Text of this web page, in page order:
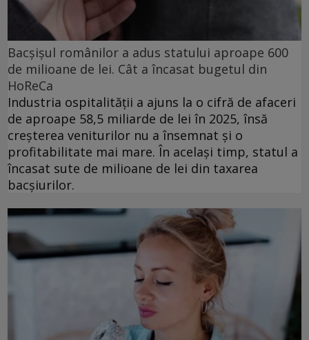
Bacșișul românilor a adus statului aproape 600
de milioane de lei. Cât a încasat bugetul din
HoReCa
Industria ospitalității a ajuns la o cifră de afaceri
de aproape 58,5 miliarde de lei în 2025, însă
creșterea veniturilor nu a însemnat și o
profitabilitate mai mare. În același timp, statul a
încasat sute de milioane de lei din taxarea
bacșiurilor.